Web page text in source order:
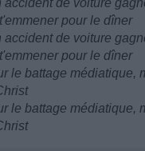
de voiture
pour le dîner
de voiture
pour le dîner
le battage médiatique,
le battage médiatique,